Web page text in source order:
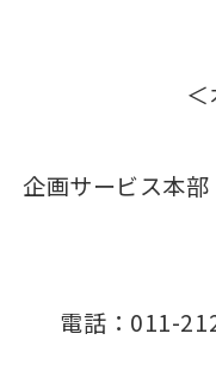
企画サービス本
電話：011-